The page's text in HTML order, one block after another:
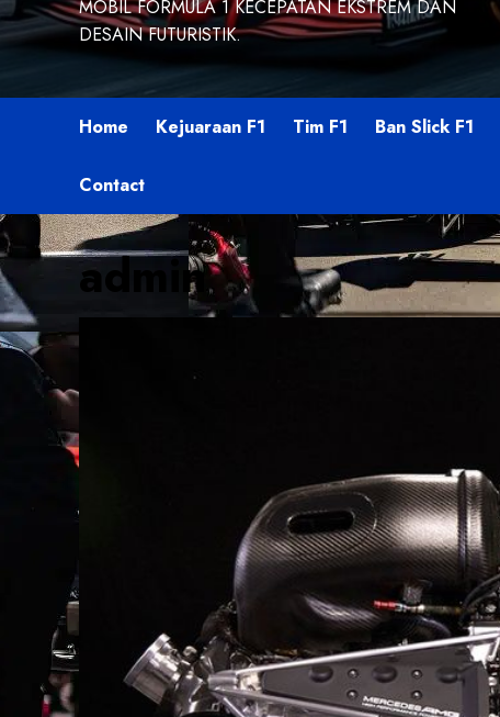
MOBIL FORMULA 1 KECEPATAN EKSTREM DAN
DESAIN FUTURISTIK.
Home Kejuaraan F1 Tim F1 Ban Slick F1
Contact
admin